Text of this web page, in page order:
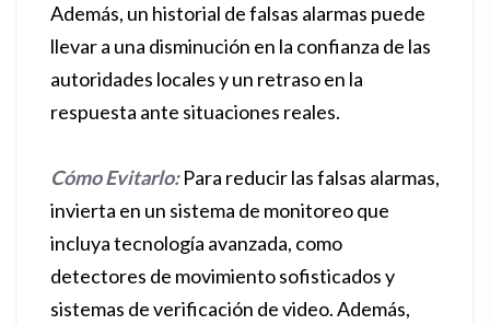
Además, un historial de falsas alarmas puede
llevar a una disminución en la confianza de las
autoridades locales y un retraso en la
respuesta ante situaciones reales.
Cómo Evitarlo:Para reducir las falsas alarmas,
invierta en un sistema de monitoreo que
incluya tecnología avanzada, como
detectores de movimiento sofisticados y
sistemas de verificación de video. Además,